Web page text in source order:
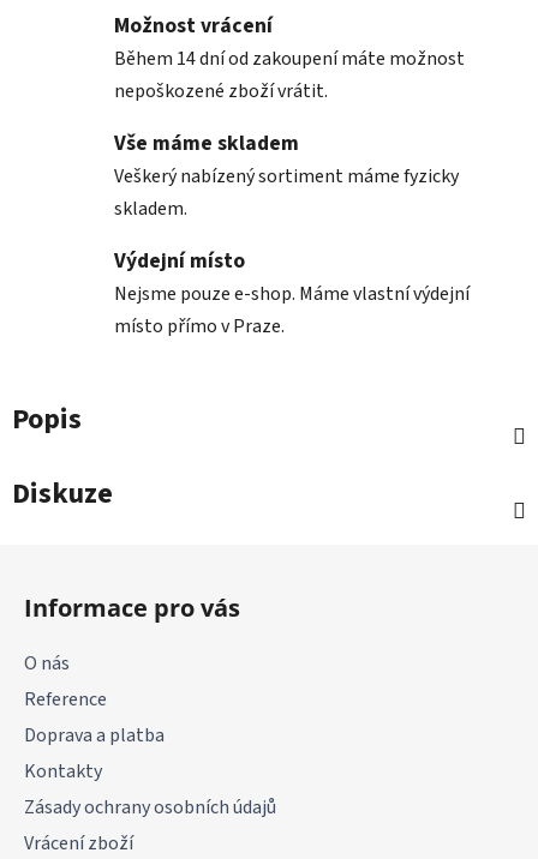
Možnost vrácení
Během 14 dní od zakoupení máte možnost
nepoškozené zboží vrátit.
Vše máme skladem
Veškerý nabízený sortiment máme fyzicky
skladem.
Výdejní místo
Nejsme pouze e-shop. Máme vlastní výdejní
místo přímo v Praze.
Popis
Diskuze
Informace pro vás
O nás
Reference
Doprava a platba
Kontakty
Zásady ochrany osobních údajů
Vrácení zboží